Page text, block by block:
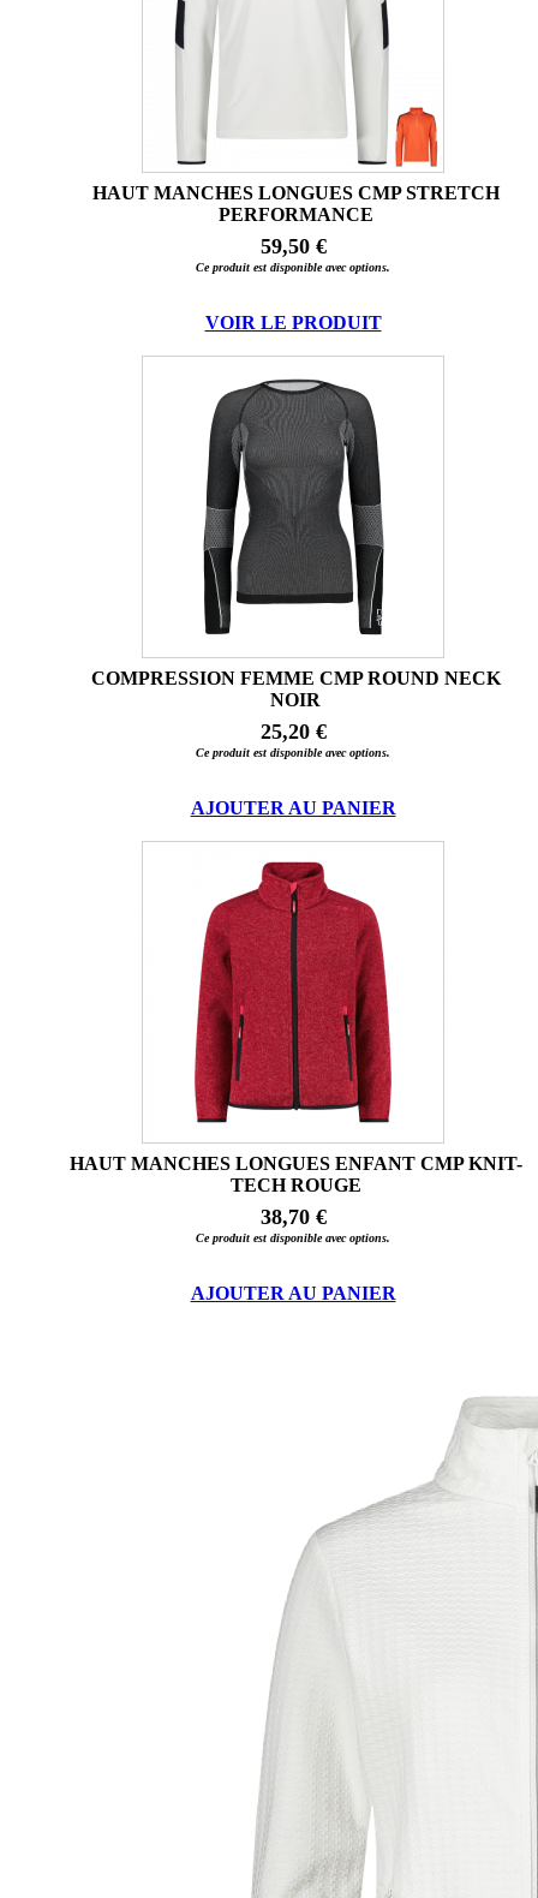
HAUT MANCHES LONGUES CMP STRETCH
PERFORMANCE
59,50 €
Ce produit est disponible avec options.
VOIR LE PRODUIT
COMPRESSION FEMME CMP ROUND NECK
NOIR
25,20 €
Ce produit est disponible avec options.
AJOUTER AU PANIER
HAUT MANCHES LONGUES ENFANT CMP KNIT-
TECH ROUGE
38,70 €
Ce produit est disponible avec options.
AJOUTER AU PANIER